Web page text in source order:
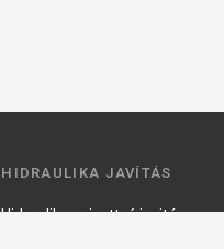
HIDRAULIKA JAVÍTÁS
Hidraulika szivattyú javitás